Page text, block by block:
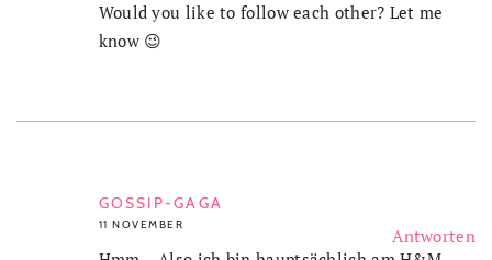
Would you like to follow each other? Let me
know 😉
GOSSIP-GAGA
11 NOVEMBER
Antworten